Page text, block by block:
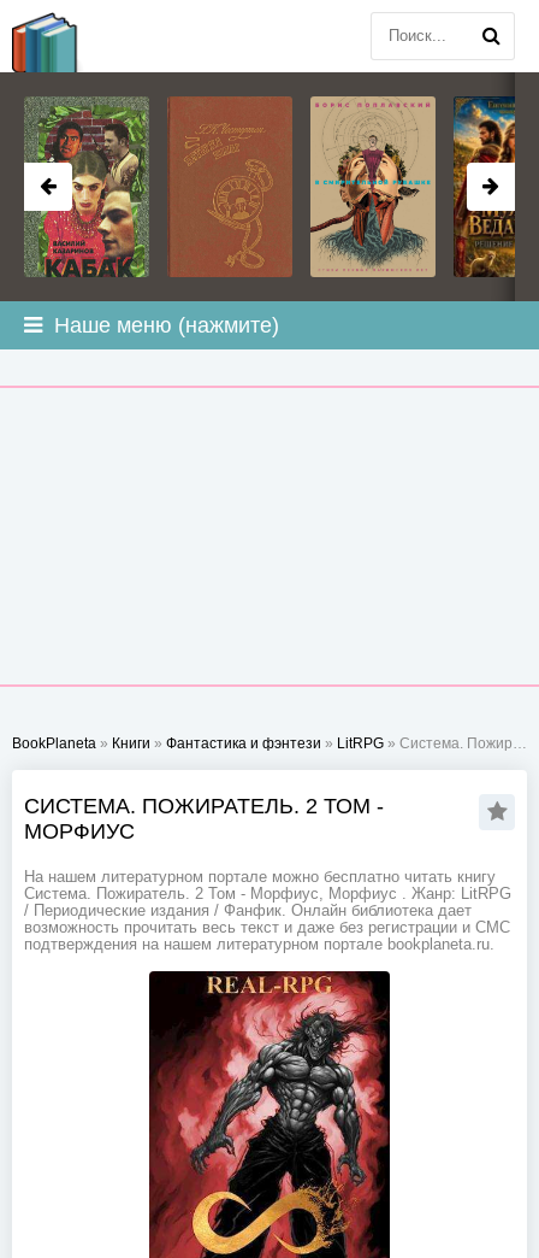
Наше меню (нажмите)
BookPlaneta » Книги » Фантастика и фэнтези » LitRPG » Система. Пожиратель. 2 Том - Морфиус
СИСТЕМА. ПОЖИРАТЕЛЬ. 2 ТОМ -
МОРФИУС
На нашем литературном портале можно бесплатно читать книгу
Система. Пожиратель. 2 Том - Морфиус, Морфиус . Жанр: LitRPG
/ Периодические издания / Фанфик. Онлайн библиотека дает
возможность прочитать весь текст и даже без регистрации и СМС
подтверждения на нашем литературном портале bookplaneta.ru.
BOOKPLANETA.COM